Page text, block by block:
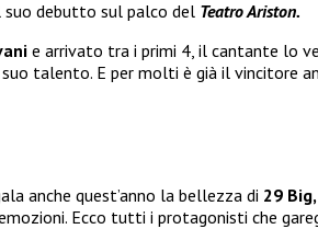
suo debutto sul palco del Teatro Ariston.
e arrivato tra i primi 4, il cantante lo
talento. E per molti è già il vincitore
anche quest’anno la bellezza di 29 Big,
Ecco tutti i protagonisti che